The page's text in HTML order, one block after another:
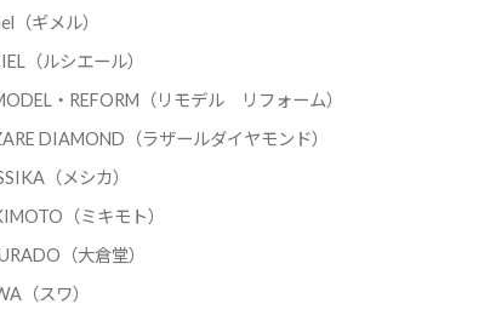
（ギメル）
（ルシエール）
・REFORM（リモデル リフォーム）
DIAMOND（ラザールダイヤモンド）
（メシカ）
（ミキモト）
（大倉堂）
（スワ）